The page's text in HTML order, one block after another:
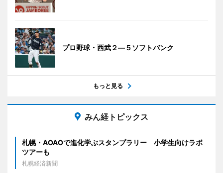
プロ野球・西武２―５ソフトバンク
もっと見る
みん経トピックス
札幌・AOAOで進化学ぶスタンプラリー 小学生向けラボ
ツアーも
札幌経済新聞